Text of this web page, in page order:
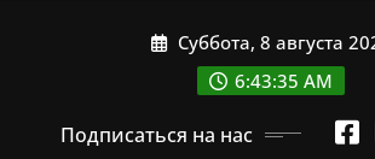
Суббота, 8 августа
6:43:37 AM
Подписаться на нас